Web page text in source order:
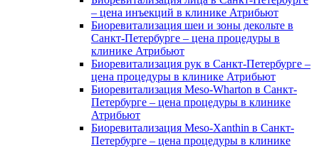
– цена инъекций в клинике Атрибьют
Биоревитализация шеи и зоны декольте в
Санкт-Петербурге – цена процедуры в
клинике Атрибьют
Биоревитализация рук в Санкт-Петербурге –
цена процедуры в клинике Атрибьют
​​Биоревитализация Meso-Wharton в Санкт-
Петербурге – цена процедуры в клинике
Атрибьют
​​Биоревитализация Meso-Xanthin в Санкт-
Петербурге – цена процедуры в клинике